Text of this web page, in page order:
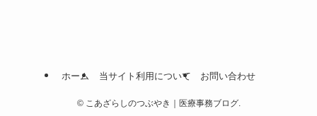
ホーム 当サイト利用について お問い合わせ
©こあざらしのつぶやき｜医療事務ブログ.